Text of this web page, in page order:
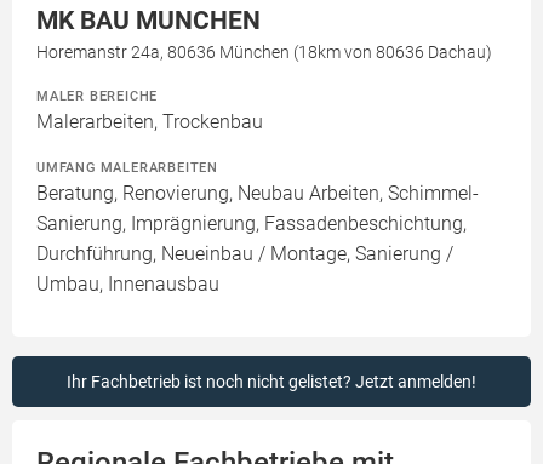
MK BAU MUNCHEN
Horemanstr 24a, 80636 München (18km von 80636 Dachau)
MALER BEREICHE
Malerarbeiten, Trockenbau
UMFANG MALERARBEITEN
Beratung, Renovierung, Neubau Arbeiten, Schimmel-
Sanierung, Imprägnierung, Fassadenbeschichtung,
Durchführung, Neueinbau / Montage, Sanierung /
Umbau, Innenausbau
Ihr Fachbetrieb ist noch nicht gelistet? Jetzt anmelden!